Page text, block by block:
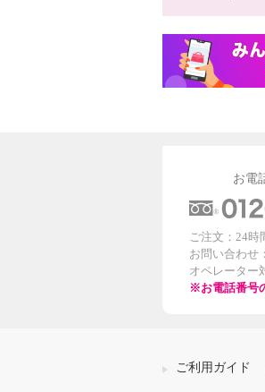
お電
ご注文：24時
お問い合わせ
オペレーター
※お電話番号
ご利用ガイド